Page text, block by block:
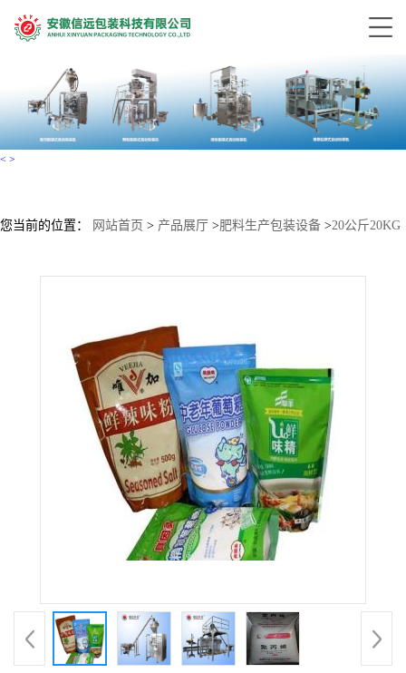
< >
您当前的位置： 网站首页 > 产品展厅 >肥料生产包装设备 >20公斤20KG